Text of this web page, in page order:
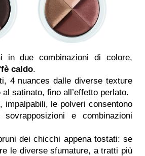
in due combinazioni di colore,
caldo.
4 nuances dalle diverse texture
satinato, fino all’effetto perlato.
impalpabili, le polveri consentono
e combinazioni
dei chicchi appena tostati: se
le diverse sfumature, a tratti più